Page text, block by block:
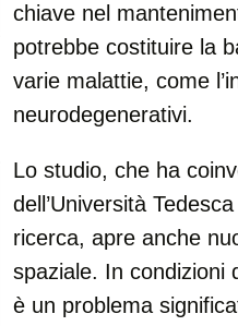
chiave nel
potrebbe costituire la
varie malattie, come
neurodegenerativi.
Lo studio, che ha
dell’Università
ricerca, apre anche
spaziale. In condizioni
è un problema